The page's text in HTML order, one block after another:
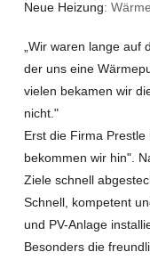
Neue Heizung:
„Wir waren lange auf
der uns eine
vielen bekamen wir
nicht."
Erst die Firma
bekommen wir hin".
Ziele schnell
Schnell, kompetent
und PV-Anlage
Besonders die